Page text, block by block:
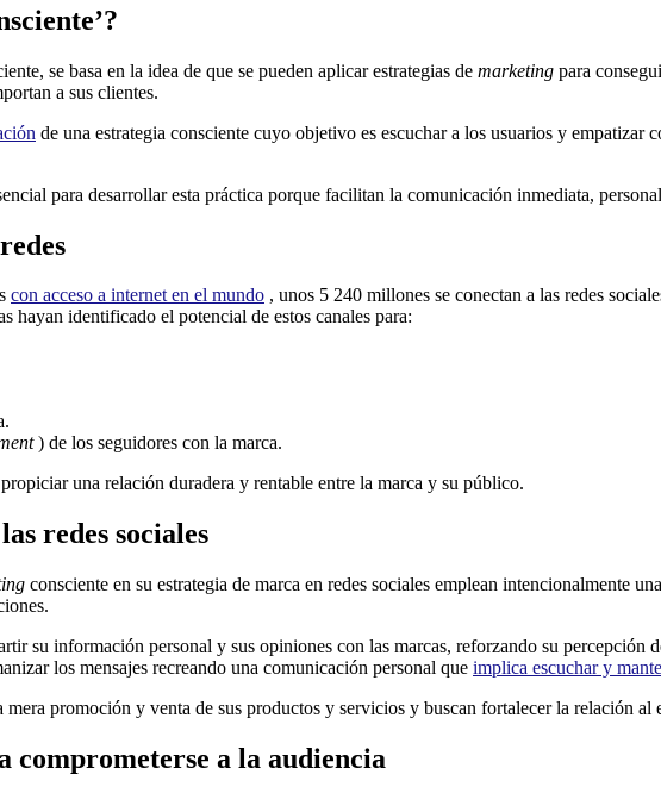
se basa en la idea de que se pueden aplicar estrategias de marketing para
a sus clientes.
de una estrategia consciente cuyo objetivo es escuchar a los usuarios y empatizar
para desarrollar esta práctica porque facilitan la comunicación inmediata,
con acceso a internet en el mundo , unos 5 240 millones se conectan a las redes
hayan identificado el potencial de estos canales para:
) de los seguidores con la marca.
una relación duradera y rentable entre la marca y su público.
redes sociales
consciente en su estrategia de marca en redes sociales emplean intencionalmente
su información personal y sus opiniones con las marcas, reforzando su percepción
los mensajes recreando una comunicación personal que implica escuchar y
mera promoción y venta de sus productos y servicios y buscan fortalecer la relación al
a la audiencia